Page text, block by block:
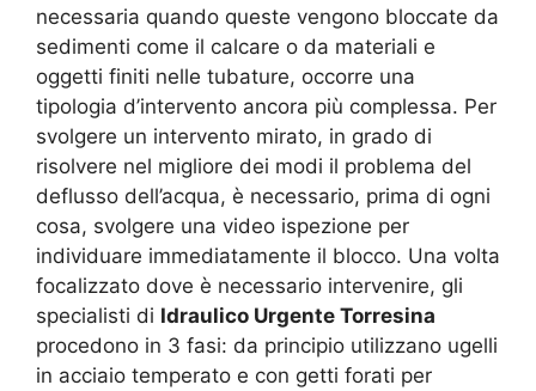
necessaria quando queste vengono bloccate da
sedimenti come il calcare o da materiali e
oggetti finiti nelle tubature, occorre una
tipologia d’intervento ancora più complessa. Per
svolgere un intervento mirato, in grado di
risolvere nel migliore dei modi il problema del
deflusso dell’acqua, è necessario, prima di ogni
cosa, svolgere una video ispezione per
individuare immediatamente il blocco. Una volta
focalizzato dove è necessario intervenire, gli
specialisti di Idraulico Urgente Torresina
procedono in 3 fasi: da principio utilizzano ugelli
in acciaio temperato e con getti forati per